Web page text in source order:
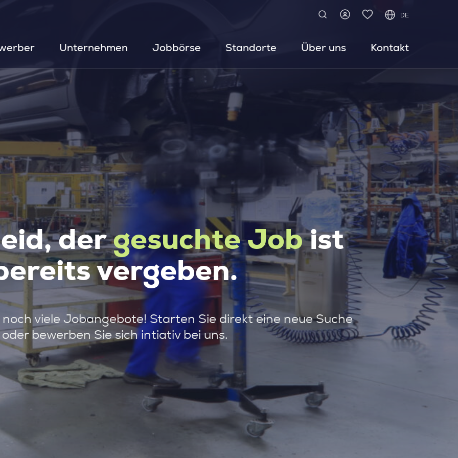
DE
Unternehmen Jobbörse Standorte Über uns Kontakt
dergesuchte Jobist
vergeben.
viele Jobangebote! Starten Sie direkt eine neue Suche
oder bewerben Sie sich intiativ bei uns.